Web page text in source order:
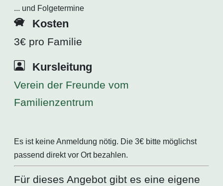
... und Folgetermine
Kosten
3€ pro Familie
Kursleitung
Verein der Freunde vom
Familienzentrum
Es ist keine Anmeldung nötig. Die 3€ bitte möglichst
passend direkt vor Ort bezahlen.
Für dieses Angebot gibt es eine eigene